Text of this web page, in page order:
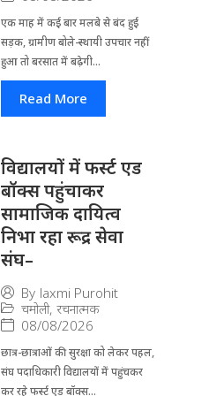
एक माह में कई बार मलबे से बंद हुई
सड़क, ग्रामीण बोले-स्थायी उपचार नहीं
हुआ तो बरसात में बढ़ेगी...
Read More
विद्यालयों में फर्स्ट एड
बॉक्स पहुंचाकर
सामाजिक दायित्व
निभा रहा रूद्र सेवा
संघ–
By laxmi Purohit
चमोली, रचनात्मक
08/08/2026
छात्र-छात्राओं की सुरक्षा को लेकर पहल,
संघ पदाधिकारी विद्यालयों में पहुंचकर
कर रहे फर्स्ट एड बॉक्स...